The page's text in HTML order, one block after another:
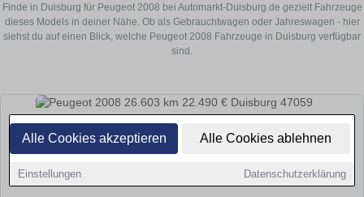
Alle Cookies akzeptieren Alle Cookies ablehnen
Einstellungen Datenschutzerklärung
Finde in Duisburg für Peugeot 2008 bei Automarkt-Duisburg.de gezielt Fahrzeuge
dieses Models in deiner Nähe. Ob als Gebrauchtwagen oder Jahreswagen - hier
siehst du auf einen Blick, welche Peugeot 2008 Fahrzeuge in Duisburg verfügbar
sind.